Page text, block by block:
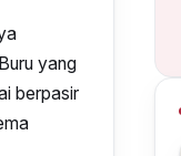
yang
berpasir